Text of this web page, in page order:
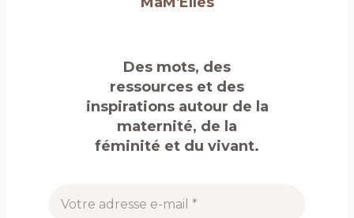
Des mots, des
ressources et des
inspirations autour de la
maternité, de la
féminité et du vivant.